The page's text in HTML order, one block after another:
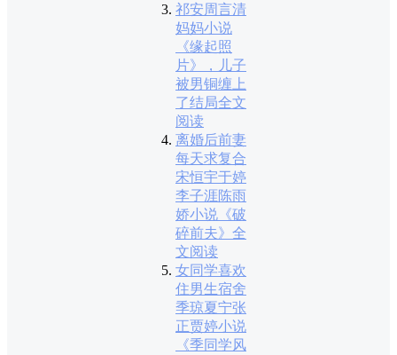
祁安周言清
妈妈小说
《缘起照
片》，儿子
被男铜缠上
了结局全文
阅读
离婚后前妻
每天求复合
宋恒宇于婷
李子涯陈雨
娇小说《破
碎前夫》全
文阅读
女同学喜欢
住男生宿舍
季琼夏宁张
正贾婷小说
《季同学风